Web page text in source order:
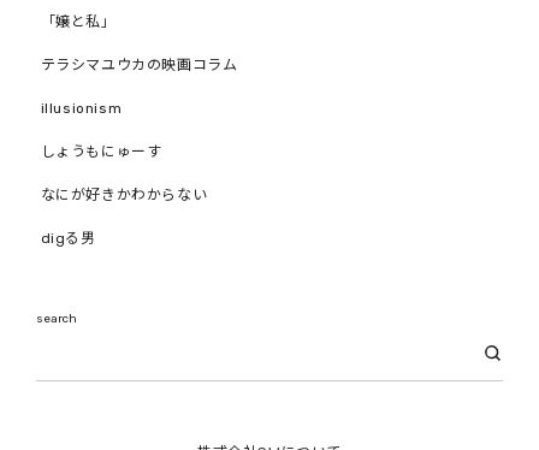
「嬢と私」
テラシマユウカの映画コラム
illusionism
しょうもにゅーす
なにが好きかわからない
digる男
search